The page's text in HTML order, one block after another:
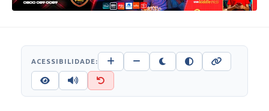
ACESSIBILIDADE: